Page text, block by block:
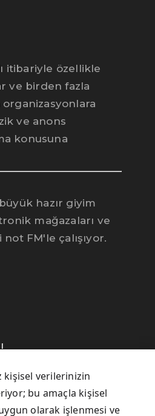
itibariyle özellikle
ve birden fazla
ve anons
konusuna
hazır giyim
mağazaları ve
FM'le çalışıyor.
kişisel verilerinizin
bu amaçla kişisel
olarak işlenmesi ve
Mert